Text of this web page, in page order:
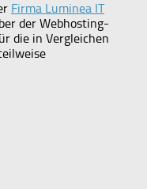
Firma Luminea IT
der Webhosting-
die in Vergleichen